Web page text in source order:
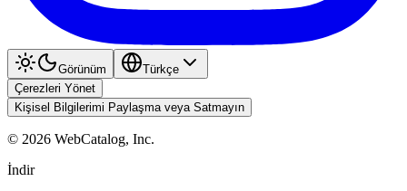
Görünüm
Türkçe
Çerezleri Yönet
Kişisel Bilgilerimi Paylaşma veya Satmayın
© 2026 WebCatalog, Inc.
İndir